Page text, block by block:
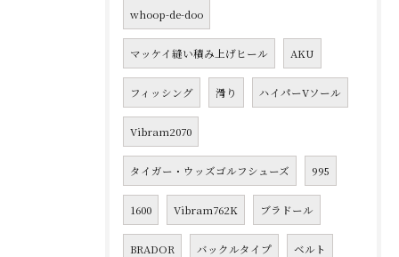
whoop-de-doo
マッケイ縫い積み上げヒール AKU
フィッシング 滑り ハイパーVソール
Vibram2070
タイガー・ウッズゴルフシューズ 995
1600 Vibram762K ブラドール
BRADOR バックルタイプ ベルト